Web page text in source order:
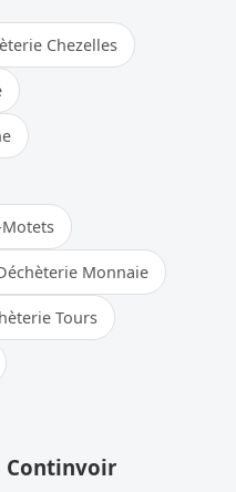
Chezelles
Monnaie
Tours
Continvoir